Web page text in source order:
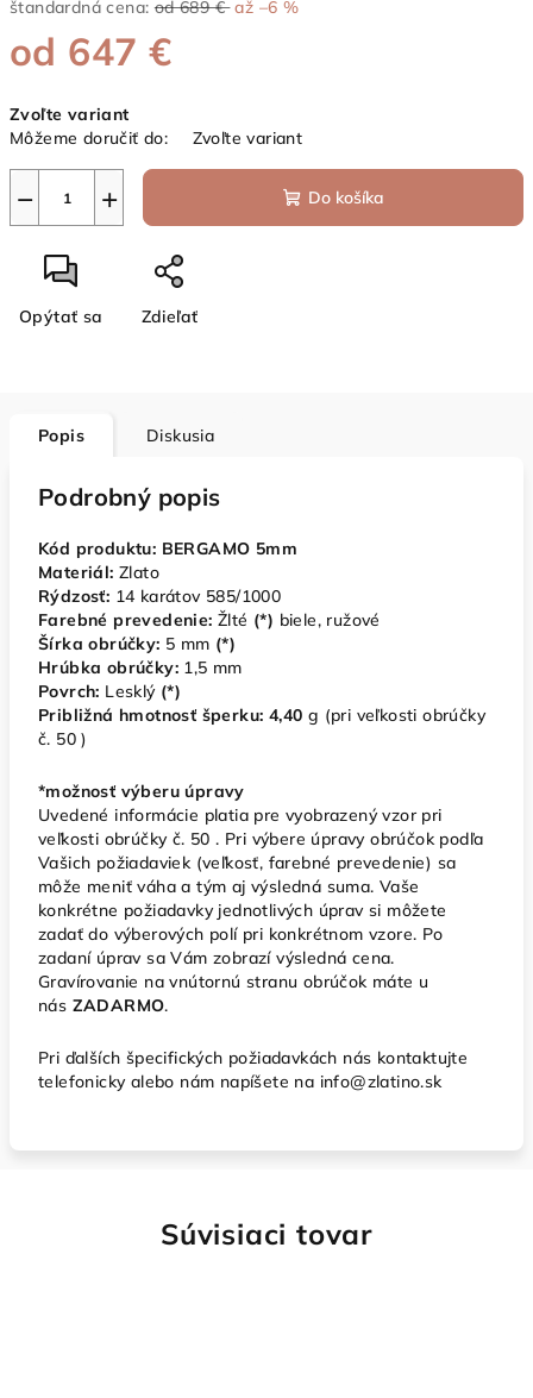
štandardná cena: od 689 € až –6 %
od 647 €
cena:
Zvoľte variant
Môžeme doručiť do:
Zvoľte variant
+
− Do košíka
Opýtať sa Zdieľať
Popis Diskusia
Podrobný popis
Kód produktu: BERGAMO 5mm
Materiál: Zlato
Rýdzosť: 14 karátov 585/1000
Farebné prevedenie: Žlté (*) biele, ružové
Šírka obrúčky: 5 mm (*)
Hrúbka obrúčky: 1,5 mm
Povrch: Lesklý (*)
Približná hmotnosť šperku: 4,40 g (pri veľkosti obrúčky
č. 50 )
*možnosť výberu úpravy
Uvedené informácie platia pre vyobrazený vzor pri
veľkosti obrúčky č. 50 . Pri výbere úpravy obrúčok podľa
Vašich požiadaviek (veľkosť, farebné prevedenie) sa
môže meniť váha a tým aj výsledná suma. Vaše
konkrétne požiadavky jednotlivých úprav si môžete
zadať do výberových polí pri konkrétnom vzore. Po
zadaní úprav sa Vám zobrazí výsledná cena.
Gravírovanie na vnútornú stranu obrúčok máte u
nás ZADARMO.
Pri ďalších špecifických požiadavkách nás kontaktujte
telefonicky alebo nám napíšete na info@zlatino.sk
Súvisiaci tovar